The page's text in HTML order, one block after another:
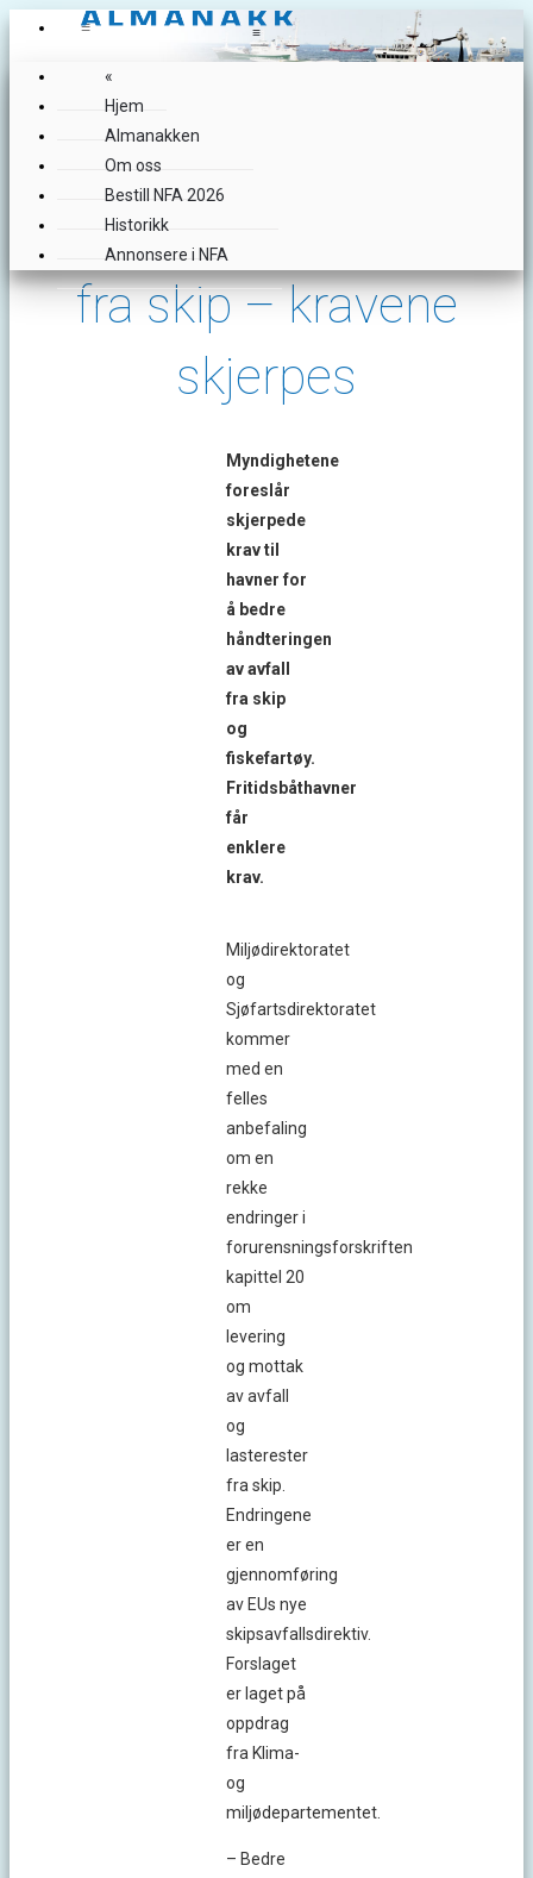
≡ ≡
«
Hjem
Almanakken
Om oss
Bestill NFA 2026
Historikk
Annonsere i NFA
Håndtering av avfall
fra skip – kravene
skjerpes
Myndighetene
foreslår
skjerpede
krav til
havner for
å bedre
håndteringen
av avfall
fra skip
og
fiskefartøy.
Fritidsbåthavner
får
enklere
krav.
Miljødirektoratet
og
Sjøfartsdirektoratet
kommer
med en
felles
anbefaling
om en
rekke
endringer i
forurensningsforskriften
kapittel 20
om
levering
og mottak
av avfall
og
lasterester
fra skip.
Endringene
er en
gjennomføring
av EUs nye
skipsavfallsdirektiv.
Forslaget
er laget på
oppdrag
fra Klima-
og
miljødepartementet.
– Bedre